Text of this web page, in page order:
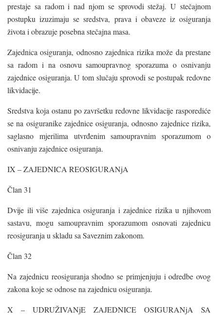
prestaje sa radom i nad njom se sprovodi stežaj. U stečajnom
postupku izuzimaju se sredstva, prava i obaveze iz osiguranja
života i obrazuje posebna stečajna masa.
Zajednica osiguranja, odnosno zajednica rizika može da prestane
sa radom i na osnovu samoupravnog sporazuma o osnivanju
zajednice osiguranja. U tom slučaju sprovodi se postupak redovne
likvidacije.
Sredstva koja ostanu po završetku redovne likvidacije rasporediće
se na osiguranike zajednice osiguranja, odnosno zajednice rizika,
saglasno mjerilima utvrđenim samoupravnim sporazumom o
osnivanju zajednice osiguranja.
IX – ZAJEDNICA REOSIGURANjA
Član 31
Dvije ili više zajednica osiguranja i zajednice rizika u njihovom
sastavu, mogu samoupravnim sporazumom osnovati zajednicu
reosiguranja u skladu sa Saveznim zakonom.
Član 32
Na zajednicu reosiguranja shodno se primjenjuju i odredbe ovog
zakona koje se odnose na zajednicu osiguranja.
X – UDRUŽIVANjE ZAJEDNICE OSIGURANjA SA